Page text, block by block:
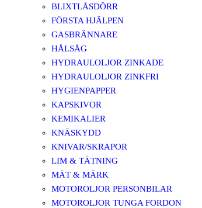
BLIXTLÅSDÖRR
FÖRSTA HJÄLPEN
GASBRÄNNARE
HÅLSÅG
HYDRAULOLJOR ZINKADE
HYDRAULOLJOR ZINKFRI
HYGIENPAPPER
KAPSKIVOR
KEMIKALIER
KNÄSKYDD
KNIVAR/SKRAPOR
LIM & TÄTNING
MÄT & MÄRK
MOTOROLJOR PERSONBILAR
MOTOROLJOR TUNGA FORDON